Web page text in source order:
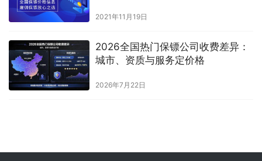
2021年11月19日
2026全国热门保镖公司收费差异：
城市、资质与服务定价格
2026年7月22日